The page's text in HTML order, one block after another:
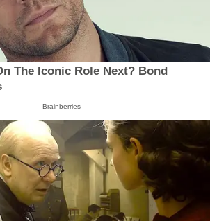
The Iconic Role Next? Bond
Brainberries